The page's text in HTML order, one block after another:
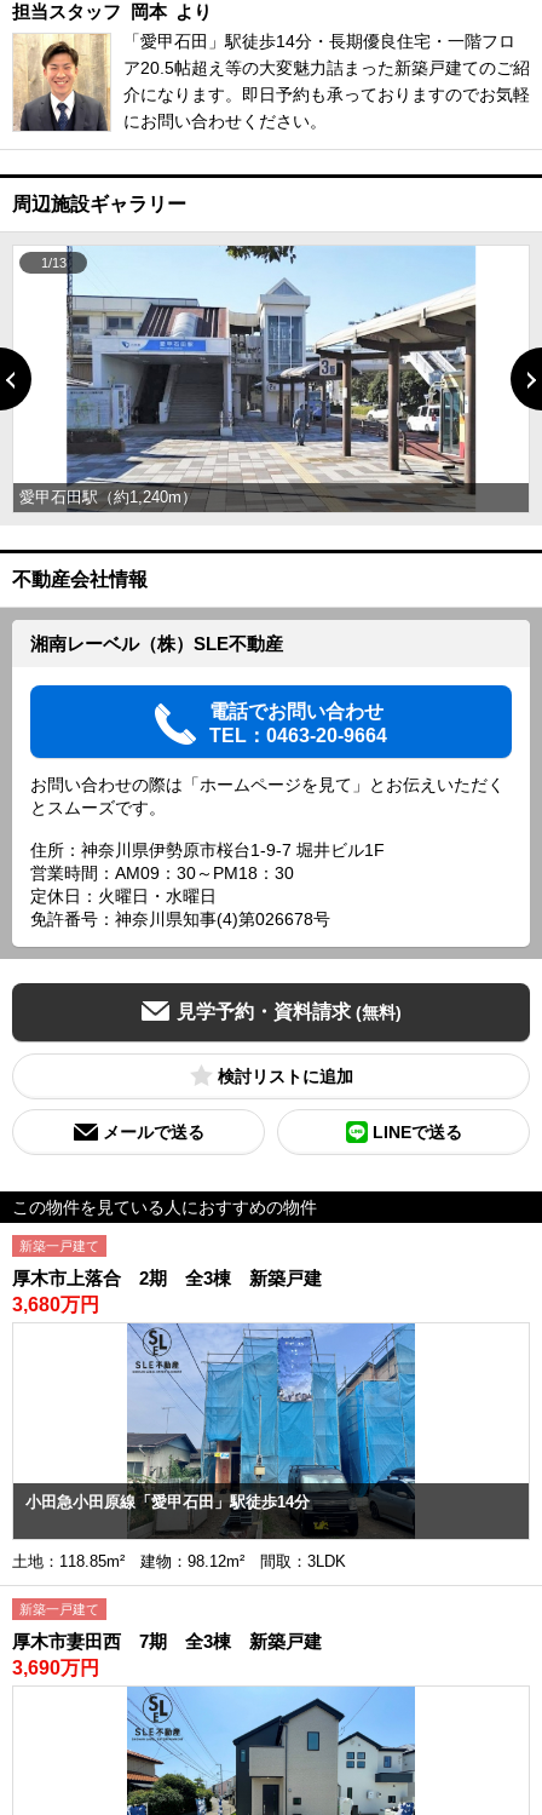
担当スタッフ 岡本 より
「愛甲石田」駅徒歩14分・長期優良住宅・一階フロ
ア20.5帖超え等の大変魅力詰まった新築戸建てのご紹
介になります。即日予約も承っておりますのでお気軽
にお問い合わせください。
周辺施設ギャラリー
愛甲石田駅（約1,240m）
1/13
不動産会社情報
湘南レーベル（株）SLE不動産
電話でお問い合わせ
TEL：0463-20-9664
お問い合わせの際は「ホームページを見て」とお伝えいただく
とスムーズです。
住所：神奈川県伊勢原市桜台1-9-7 堀井ビル1F
営業時間：AM09：30～PM18：30
定休日：火曜日・水曜日
免許番号：神奈川県知事(4)第026678号
見学予約・資料請求 (無料)
検討リスト
メールで送る LINEで送る
この物件を見ている人におすすめの物件
新築一戸建て
厚木市上落合 2期 全3棟 新築戸建
3,680万円
小田急小田原線「愛甲石田」駅徒歩14分
土地：118.85m² 建物：98.12m² 間取：3LDK
新築一戸建て
厚木市妻田西 7期 全3棟 新築戸建
3,690万円